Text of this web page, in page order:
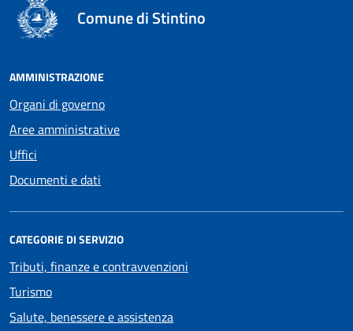
Comune di Stintino
AMMINISTRAZIONE
Organi di governo
Aree amministrative
Uffici
Documenti e dati
CATEGORIE DI SERVIZIO
Tributi, finanze e contravvenzioni
Turismo
Salute, benessere e assistenza